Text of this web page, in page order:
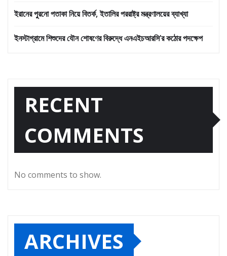
ইরানের পুরনো পতাকা নিয়ে বিতর্ক, ইতালির পররাষ্ট্র মন্ত্রণালয়ের ব্যাখ্যা
ইনস্টাগ্রামে শিশুদের যৌন শোষণের বিরুদ্ধে এনএইচআরসি’র কঠোর পদক্ষেপ
RECENT
COMMENTS
No comments to show.
ARCHIVES